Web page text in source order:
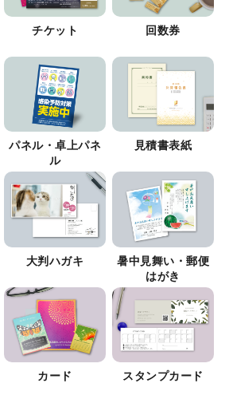
チケット 回数券
パネル・卓上パネ
ル
見積書表紙
大判ハガキ
暑中見舞い・郵便
はがき
カード スタンプカード